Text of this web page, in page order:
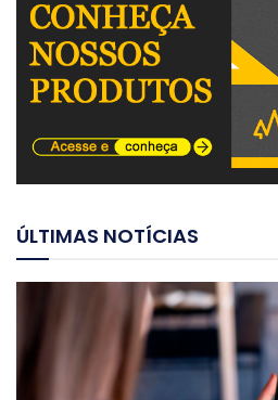
ÚLTIMAS NOTÍCIAS